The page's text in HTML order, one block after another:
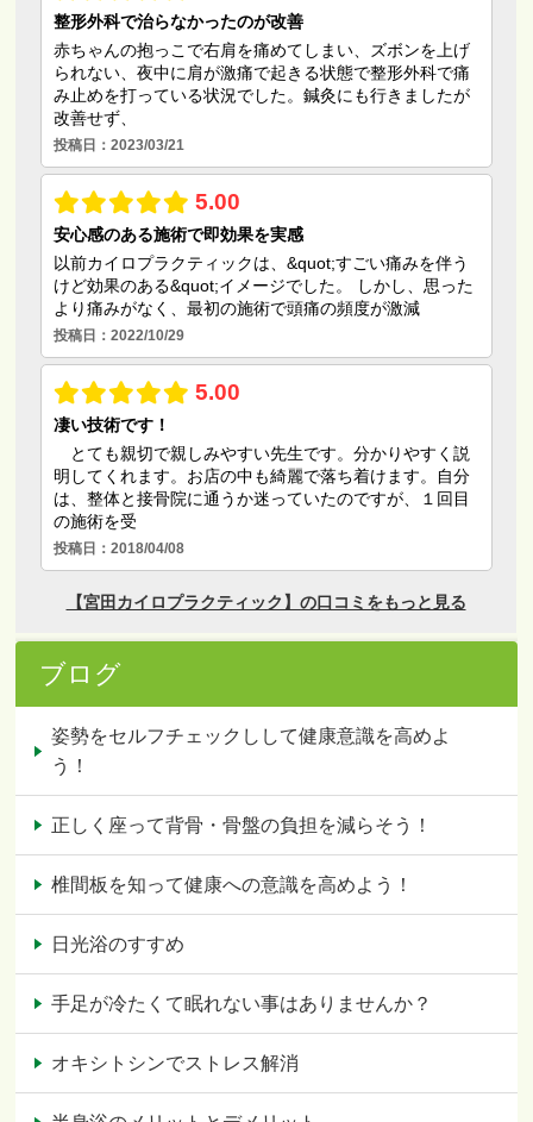
ブログ
姿勢をセルフチェックしして健康意識を高めよ
う！
正しく座って背骨・骨盤の負担を減らそう！
椎間板を知って健康への意識を高めよう！
日光浴のすすめ
手足が冷たくて眠れない事はありませんか？
オキシトシンでストレス解消